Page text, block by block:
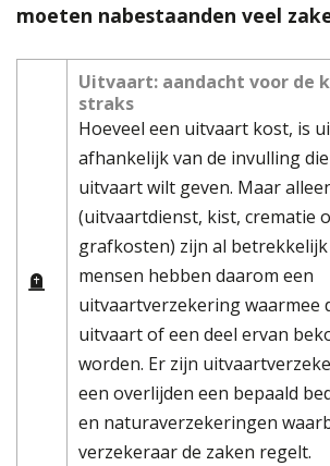
moeten nabestaanden veel
Uitvaart: aandacht voor de
straks
Hoeveel een uitvaart kost, is
afhankelijk van de invulling
uitvaart wilt geven. Maar
(uitvaartdienst, kist, crematie
grafkosten) zijn al betrekkelijk
mensen hebben daarom een
uitvaartverzekering waarmee
uitvaart of een deel ervan
worden. Er zijn
een overlijden een bepaald
en naturaverzekeringen
verzekeraar de zaken regelt.